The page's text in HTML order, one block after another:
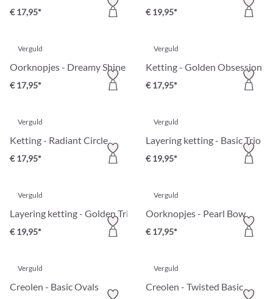
€ 17,95* € 19,95*
Verguld
Oorknopjes - Dreamy Shine
€ 17,95*
Verguld
Ketting - Golden Obsession
€ 17,95*
Verguld
Ketting - Radiant Circle
€ 17,95*
Verguld
Layering ketting - Basic Trio
€ 19,95*
Verguld
Layering ketting - Golden Trio
€ 19,95*
Verguld
Oorknopjes - Pearl Bow
€ 17,95*
Verguld
Creolen - Basic Ovals
Verguld
Creolen - Twisted Basic